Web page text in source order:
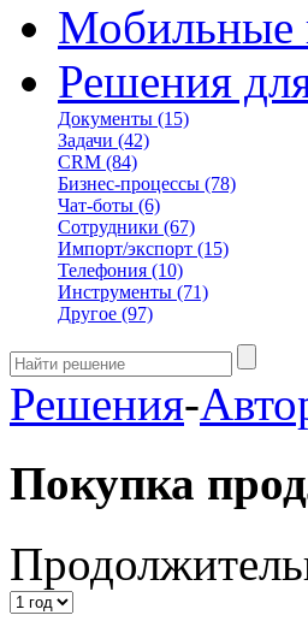
Мобильные
Решения
Документы (15)
Задачи (42)
CRM (84)
Бизнес-процессы (78)
Чат-боты (6)
Сотрудники (67)
Импорт/экспорт (15)
Телефония (10)
Инструменты (71)
Другое (97)
Решения-
Покупка